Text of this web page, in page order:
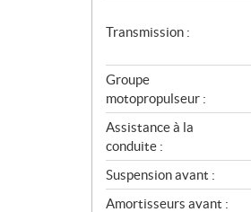
t
o
n
s
Transmission :
Groupe
motopropulseur :
Assistance à la
conduite :
Suspension avant :
Amortisseurs avant :